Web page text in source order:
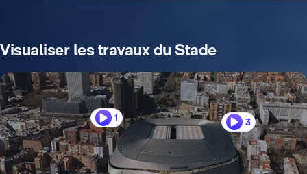
Visualiser les travaux du Stade
1 3